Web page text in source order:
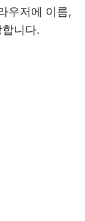
우저에 이름,
니다.